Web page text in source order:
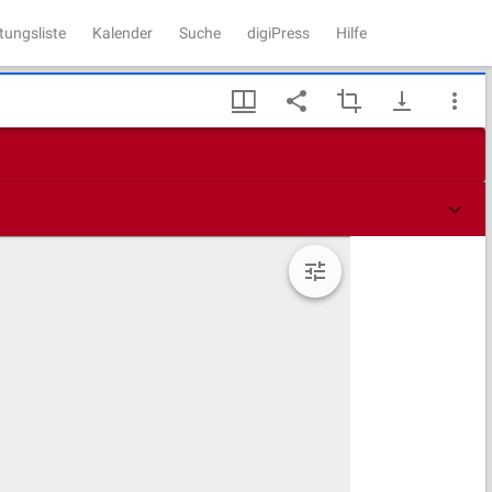
Kalender Suche digiPress Hilfe